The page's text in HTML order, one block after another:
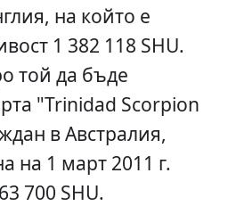
на който е
1 382 118 SHU.
той да бъде
"Trinidad Scorpion
в Австралия,
на 1 март 2011 г.
700 SHU.